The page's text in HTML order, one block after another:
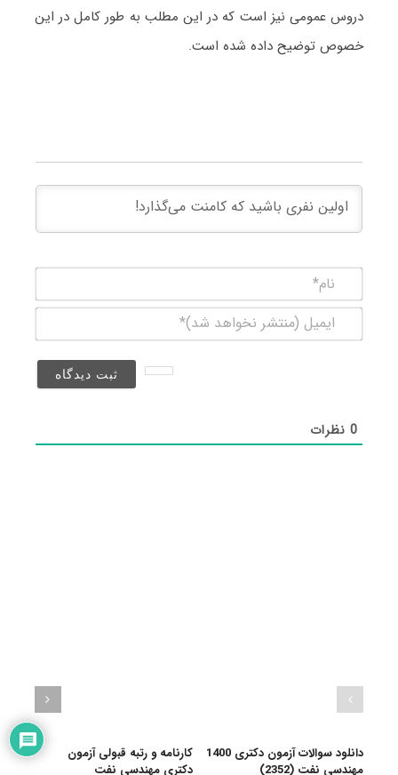
دروس عمومی نیز است که در این مطلب به طور کامل در این
خصوص توضیح داده شده است.
(منتشر
0نظرات
دانلود سوالات آزمون دکتری 1400
مهندسی نفت (2352)
کارنامه و رتبه قبولی آزمون
دکتری ﻣﻬﻨﺪسی ﻧﻔﺖ